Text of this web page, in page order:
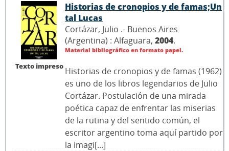
Texto impreso
Historias de cronopios y de famas;Un
tal Lucas
Cortázar, Julio .- Buenos Aires
(Argentina) : Alfaguara, 2004.
Material bibliográfico en formato papel.
Historias de cronopios y de famas (1962)
es uno de los libros legendarios de Julio
Cortázar. Postulación de una mirada
poética capaz de enfrentar las miserias
de la rutina y del sentido común, el
escritor argentino toma aquí partido por
la imagi[...]